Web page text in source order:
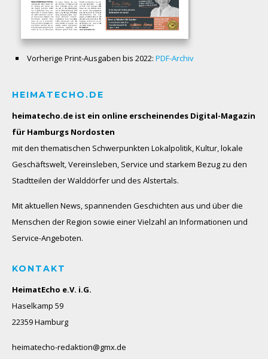
Vorherige Print-Ausgaben bis 2022: PDF-Archiv
HEIMATECHO.DE
heimatecho.de ist ein online erscheinendes Digital-Magazin
für Hamburgs Nordosten
mit den thematischen Schwerpunkten Lokalpolitik, Kultur, lokale
Geschäftswelt, Vereinsleben, Service und starkem Bezug zu den
Stadtteilen der Walddörfer und des Alstertals.
Mit aktuellen News, spannenden Geschichten aus und über die
Menschen der Region sowie einer Vielzahl an Informationen und
Service-Angeboten.
KONTAKT
HeimatEcho e.V. i.G.
Haselkamp 59
22359 Hamburg
heimatecho-redaktion@gmx.de